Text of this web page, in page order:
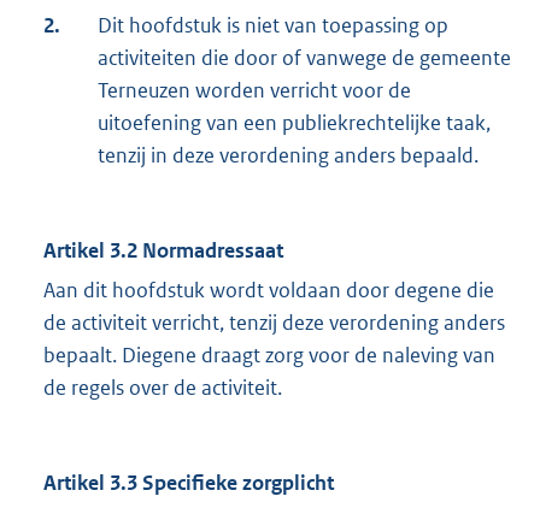
2.
Dit hoofdstuk is niet van toepassing op
activiteiten die door of vanwege de gemeente
Terneuzen worden verricht voor de
uitoefening van een publiekrechtelijke taak,
tenzij in deze verordening anders bepaald.
Artikel 3.2 Normadressaat
Aan dit hoofdstuk wordt voldaan door degene die
de activiteit verricht, tenzij deze verordening anders
bepaalt. Diegene draagt zorg voor de naleving van
de regels over de activiteit.
Artikel 3.3 Specifieke zorgplicht